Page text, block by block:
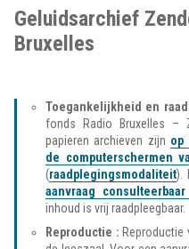
Geluidsarchief
Bruxelles
Toegankelijkheid en
fonds Radio Bruxelles –
papieren archieven zijn op
de computerschermen
(raadplegingsmodaliteit).
aanvraag
inhoud is vrij raadpleegbaar.
Reproductie : Reproductie